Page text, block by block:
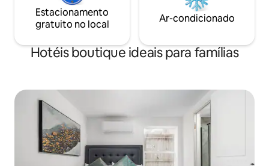
Estacionamento
gratuito no local
Ar-condicionado
Hotéis boutique ideais para famílias